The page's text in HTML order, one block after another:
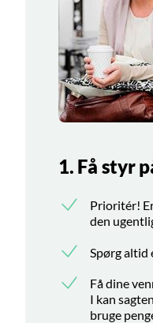
1. Få styr
Prioritér!
den
Spørg
Få dine
I kan
bruge